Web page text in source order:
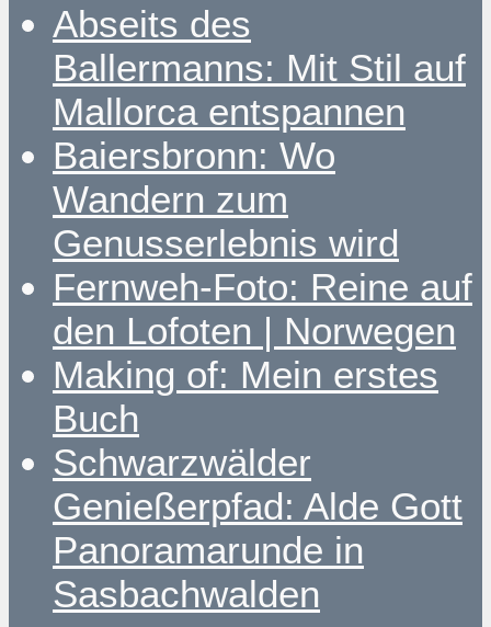
Abseits des
Ballermanns: Mit Stil auf
Mallorca entspannen
Baiersbronn: Wo
Wandern zum
Genusserlebnis wird
Fernweh-Foto: Reine auf
den Lofoten | Norwegen
Making of: Mein erstes
Buch
Schwarzwälder
Genießerpfad: Alde Gott
Panoramarunde in
Sasbachwalden